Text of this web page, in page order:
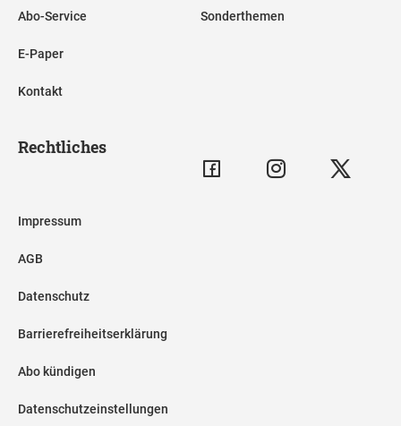
Abo-Service
E-Paper
Kontakt
Sonderthemen
Rechtliches
Impressum
AGB
Datenschutz
Barrierefreiheitserklärung
Abo kündigen
Datenschutzeinstellungen